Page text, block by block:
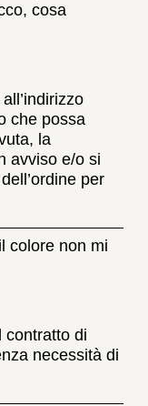
cosa
che possa
la
avviso e/o si
per
colore non mi
contratto di
necessità di